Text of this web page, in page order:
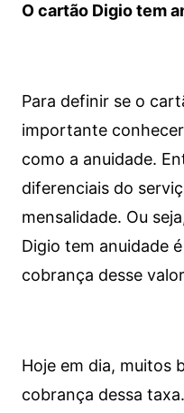
O cartão Digio tem
Para definir se o
importante
como a anuidade.
diferenciais do
mensalidade. Ou
Digio tem anuidade
cobrança desse
Hoje em dia, muitos
cobrança dessa